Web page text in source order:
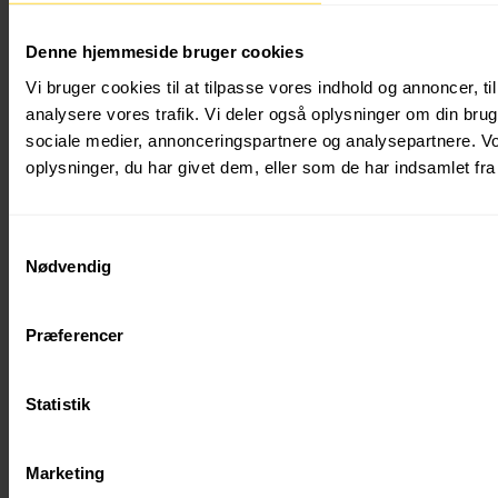
Denne hjemmeside bruger cookies
Vi bruger cookies til at tilpasse vores indhold og annoncer,
analysere vores trafik. Vi deler også oplysninger om din
sociale medier, annonceringspartnere og analysepartnere.
oplysninger, du har givet dem, eller som de har indsamlet
Nødvendig
Præferencer
Statistik
Marketing
CVR: 43769855
Fuglebækvej 3D 2770 Kastrup Danmark
Klar til en snak ?
Navn*
Email*
CVR